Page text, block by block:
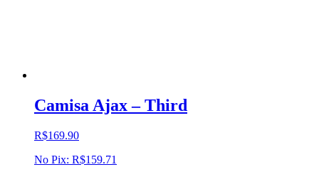
Camisa Ajax – Third
R$169.90
No Pix: R$159.71